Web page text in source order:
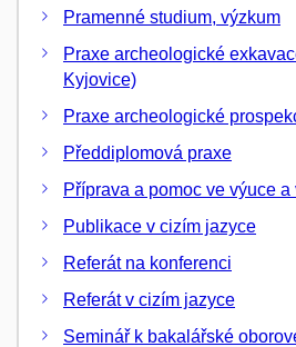
Pramenné studium, výzkum
Praxe archeologické
Kyjovice)
Praxe archeologické
Předdiplomová praxe
Příprava a pomoc ve výuce a
Publikace v cizím jazyce
Referát na konferenci
Referát v cizím jazyce
Seminář k bakalářské